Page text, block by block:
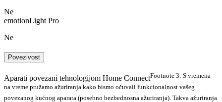
Ne
emotionLight Pro
Ne
Povezivost
Aparati povezani tehnologijom Home ConnectFootnote 3: S vremena
na vreme pružamo ažuriranja kako bismo očuvali funkcionalnost vašeg
povezanog kućnog aparata (posebno bezbednosna ažuriranja). Takva ažuriranja